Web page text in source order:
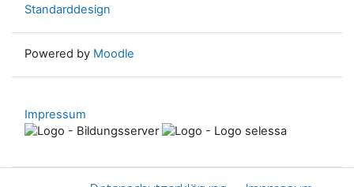
Standarddesign
Powered by Moodle
Impressum